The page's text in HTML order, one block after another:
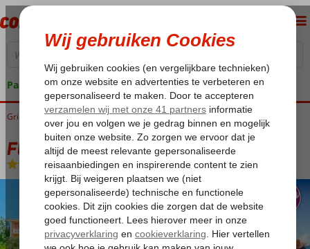
Pakketgarantie
Home
Griekenland Corfu Dassia Fly & Go Dassia Beach
Fly & Go Dassia Beach
Logies en ontbijt-Hotel